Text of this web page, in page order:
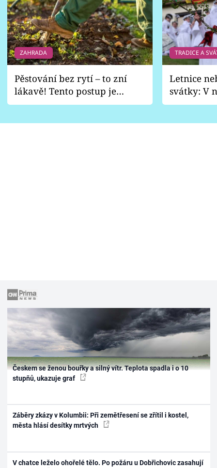
ZAHRADA
Pěstování bez rytí – to zní
lákavě! Tento postup je
vhodný jen pro některé
TRADICE A
Letnice
svátky: V
pondělí
Českem se ženou bouřky a silný vítr. Teplota spadla i o 10
stupňů, ukazuje graf
Záběry zkázy v Kolumbii: Při zemětřesení se zřítil i kostel,
města hlásí desítky mrtvých
V chatce leželo ohořelé tělo. Po požáru u Dobřichovic zasahují